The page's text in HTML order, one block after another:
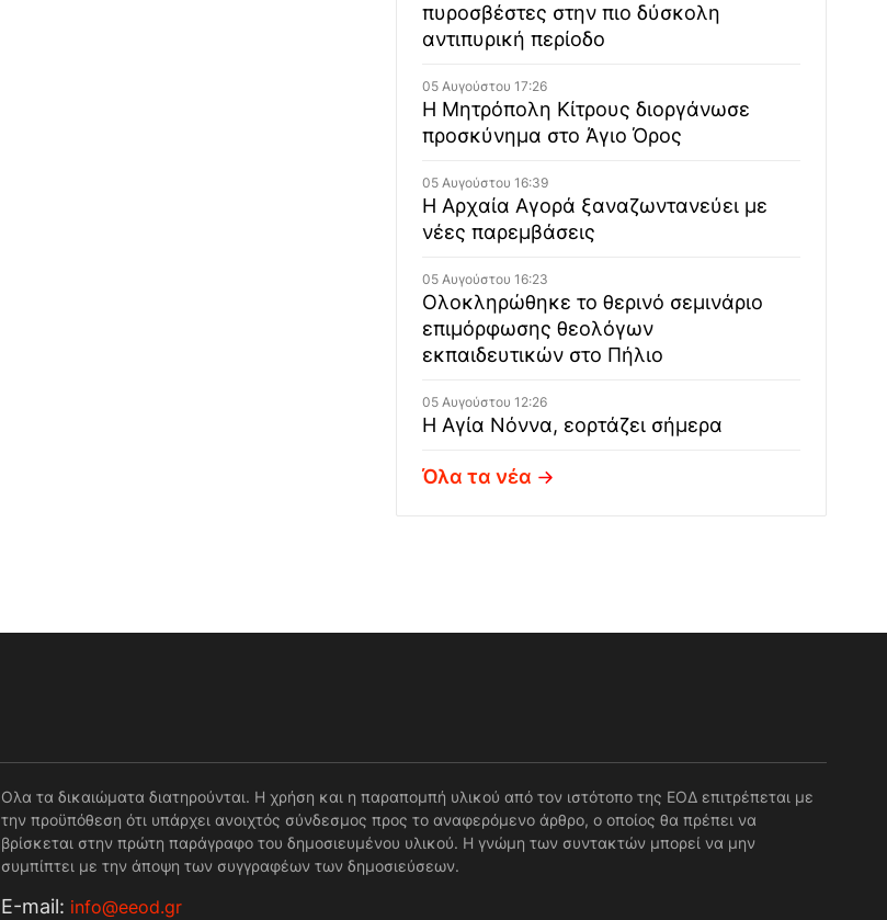
πυροσβέστες στην πιο δύσκολη
αντιπυρική περίοδο
05 Αυγούστου 17:26
Η Μητρόπολη Κίτρους διοργάνωσε
προσκύνημα στο Άγιο Όρος
05 Αυγούστου 16:39
Η Αρχαία Αγορά ξαναζωντανεύει με
νέες παρεμβάσεις
05 Αυγούστου 16:23
Ολοκληρώθηκε το θερινό σεμινάριο
επιμόρφωσης θεολόγων
εκπαιδευτικών στο Πήλιο
05 Αυγούστου 12:26
Η Αγία Νόννα, εορτάζει σήμερα
Όλα τα νέα
Ολα τα δικαιώματα διατηρούνται. Η χρήση και η παραπομπή υλικού από τον ιστότοπο της ΕΟΔ επιτρέπεται με
την προϋπόθεση ότι υπάρχει ανοιχτός σύνδεσμος προς το αναφερόμενο άρθρο, ο οποίος θα πρέπει να
βρίσκεται στην πρώτη παράγραφο του δημοσιευμένου υλικού. Η γνώμη των συντακτών μπορεί να μην
συμπίπτει με την άποψη των συγγραφέων των δημοσιεύσεων.
Е-mail: info@eeod.gr